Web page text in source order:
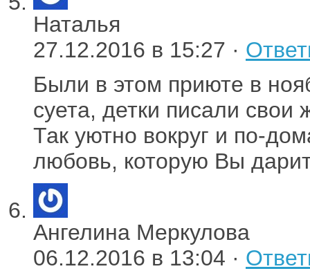
Наталья
27.12.2016 в 15:27 ·
Были в этом приюте в
суета, детки писали
Так уютно вокруг и по-
любовь, которую Вы
Ангелина Меркулова
06.12.2016 в 13:04 ·